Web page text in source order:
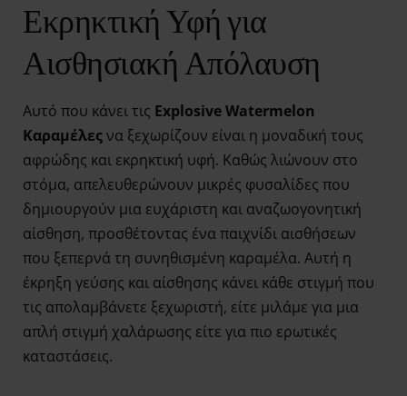
Εκρηκτική Υφή για
Αισθησιακή Απόλαυση
Αυτό που κάνει τις Explosive Watermelon
Καραμέλεςνα ξεχωρίζουν είναι η μοναδική τους
αφρώδης και εκρηκτική υφή. Καθώς λιώνουν στο
στόμα, απελευθερώνουν μικρές φυσαλίδες που
δημιουργούν μια ευχάριστη και αναζωογονητική
αίσθηση, προσθέτοντας ένα παιχνίδι αισθήσεων
που ξεπερνά τη συνηθισμένη καραμέλα. Αυτή η
έκρηξη γεύσης και αίσθησης κάνει κάθε στιγμή που
τις απολαμβάνετε ξεχωριστή, είτε μιλάμε για μια
απλή στιγμή χαλάρωσης είτε για πιο ερωτικές
καταστάσεις.